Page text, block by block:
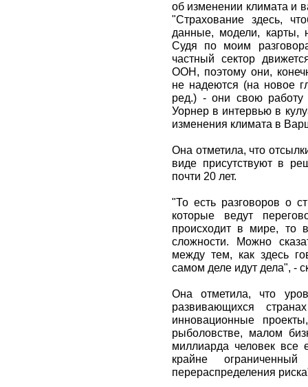
об изменении климата и
"Страхование здесь,
данные, модели,
Судя по моим
частный сектор
ООН, поэтому они,
не надеются (на новое
ред.) - они свою
Уорнер в интервью в
изменения климата в
Она отметила, что
виде присутствуют в
почти 20 лет.
"То есть разговоров о
которые ведут
происходит в мире, то
сложности. Можно
между тем, как здесь
самом деле идут дела", -
Она отметила, что
развивающихся
инновационные
рыболовстве, малом
миллиарда человек все
крайне
перераспределения